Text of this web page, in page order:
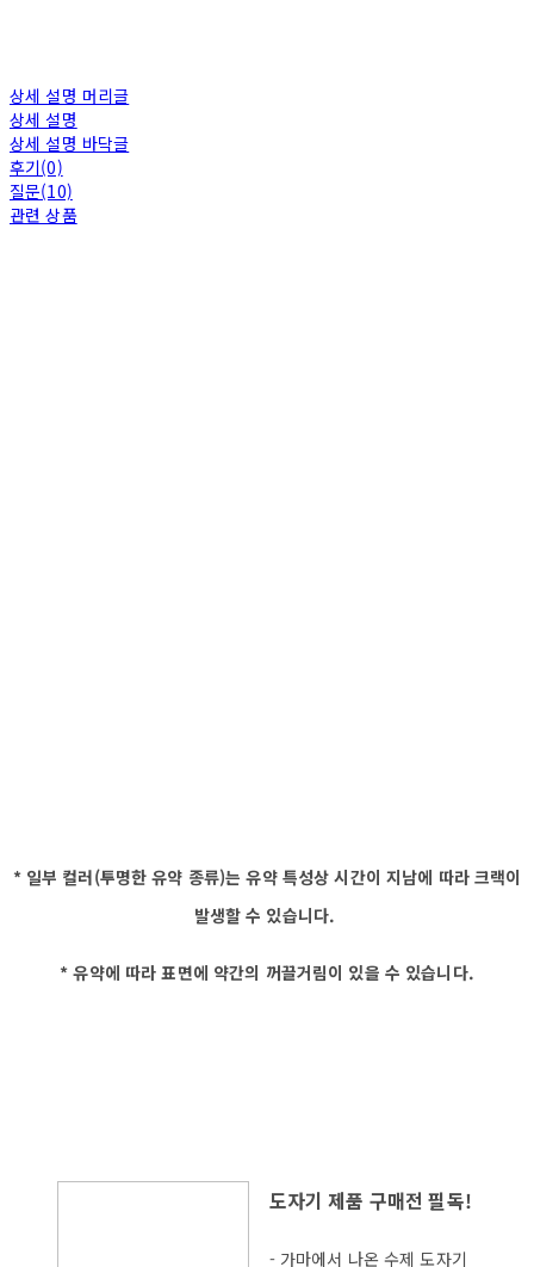
상세 설명 머리글
상세 설명
상세 설명 바닥글
후기(0)
질문(10)
관련 상품
* 일부 컬러(투명한 유약 종류)는 유약 특성상 시간이 지남에 따라 크랙이
발생할 수 있습니다.
* 유약에 따라 표면에 약간의 꺼끌거림이 있을 수 있습니다.
도자기 제품 구매전 필독!
- 가마에서 나온 수제 도자기